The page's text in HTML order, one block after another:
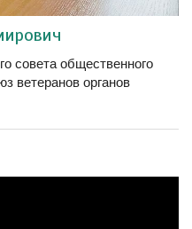
совета общественного
ветеранов органов